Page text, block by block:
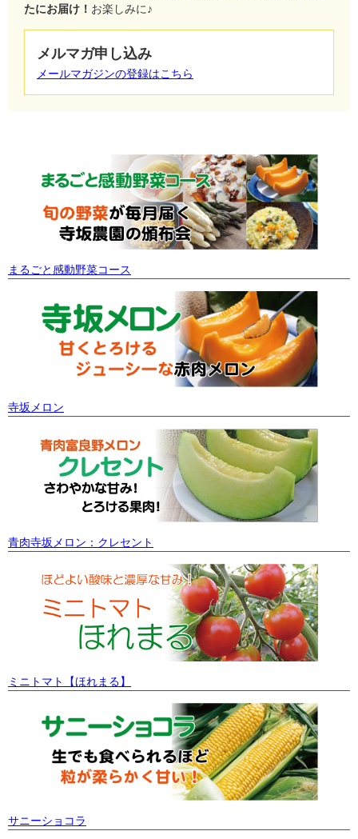
たにお届け！ お楽しみに♪
メルマガ申し込み
メールマガジンの登録はこちら
まるごと感動野菜コース
寺坂メロン
青肉寺坂メロン：クレセント
ミニトマト【ほれまる】
サニーショコラ